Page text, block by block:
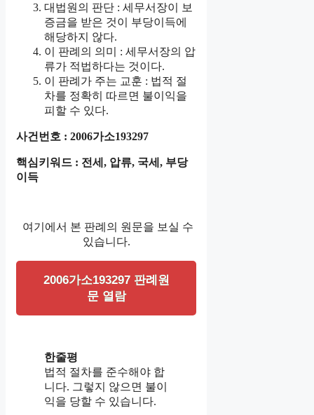
대법원의 판단 : 세무서장이 보
증금을 받은 것이 부당이득에
해당하지 않다.
이 판례의 의미 : 세무서장의 압
류가 적법하다는 것이다.
이 판례가 주는 교훈 : 법적 절
차를 정확히 따르면 불이익을
피할 수 있다.
사건번호 : 2006가소193297
핵심키워드 : 전세, 압류, 국세, 부당
이득
여기에서 본 판례의 원문을 보실 수
있습니다.
2006가소193297 판례원
문 열람
한줄평
법적 절차를 준수해야 합
니다. 그렇지 않으면 불이
익을 당할 수 있습니다.